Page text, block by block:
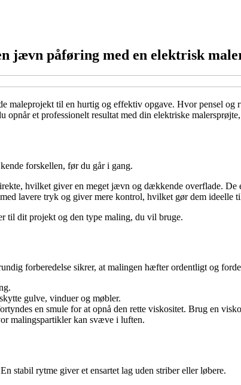
jævn påføring med en elektrisk
maleprojekt til en hurtig og effektiv opgave. Hvor pensel
et professionelt resultat med din elektriske
forskellen, før du går i gang.
hvilket giver en meget jævn og dækkende overflade. De
lavere tryk og giver mere kontrol, hvilket gør dem ideelle
til dit projekt og den type maling, du vil bruge.
forberedelse sikrer, at malingen hæfter ordentligt og
gulve, vinduer og møbler.
en smule for at opnå den rette viskositet. Brug en
malingspartikler kan svæve i luften.
stabil rytme giver et ensartet lag uden striber eller løbere.